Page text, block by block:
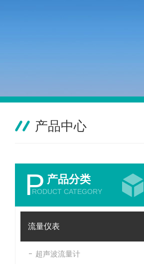
产品中心
P 产品分类
RODUCT CATEGORY
流量仪表
超声波流量计